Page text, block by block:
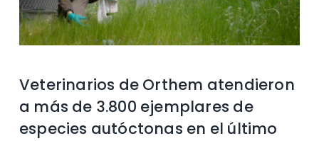
Veterinarios de Orthem atendieron
a más de 3.800 ejemplares de
especies autóctonas en el último